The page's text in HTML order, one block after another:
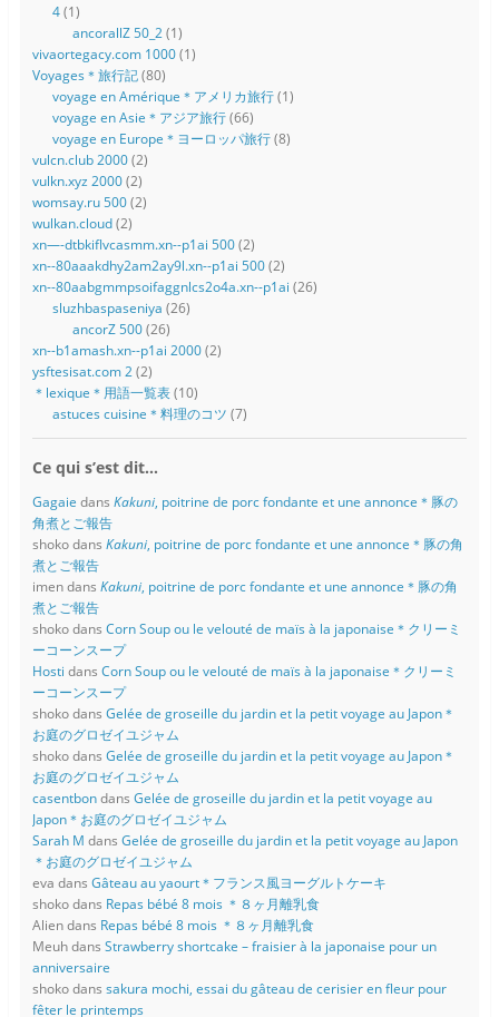
4(1)
ancorallZ 50_2(1)
vivaortegacy.com 1000(1)
Voyages＊旅行記(80)
voyage en Amérique＊アメリカ旅行(1)
voyage en Asie＊アジア旅行(66)
voyage en Europe＊ヨーロッパ旅行(8)
vulcn.club 2000(2)
vulkn.xyz 2000(2)
womsay.ru 500(2)
wulkan.cloud(2)
xn—-dtbkiflvcasmm.xn--p1ai 500(2)
xn--80aaakdhy2am2ay9l.xn--p1ai 500(2)
xn--80aabgmmpsoifaggnlcs2o4a.xn--p1ai (26)
sluzhbaspaseniya (26)
ancorZ 500(26)
xn--b1amash.xn--p1ai 2000(2)
ysftesisat.com 2(2)
＊lexique＊用語一覧表(10)
astuces cuisine＊料理のコツ (7)
Ce qui s’est dit…
Gagaie dans Kakuni, poitrine de porc fondante et une annonce＊豚の
角煮とご報告
shokodans Kakuni, poitrine de porc fondante et une annonce＊豚の角
煮とご報告
imendans Kakuni, poitrine de porc fondante et une annonce＊豚の角
煮とご報告
shokodans Corn Soup ou le velouté de maïs à la japonaise＊クリーミ
ーコーンスープ
Hosti dans Corn Soup ou le velouté de maïs à la japonaise＊クリーミ
ーコーンスープ
shokodans Gelée de groseille du jardin et la petit voyage au Japon＊
お庭のグロゼイユジャム
shokodans Gelée de groseille du jardin et la petit voyage au Japon＊
お庭のグロゼイユジャム
casentbondans Gelée de groseille du jardin et la petit voyage au
Japon＊お庭のグロゼイユジャム
Sarah M dans Gelée de groseille du jardin et la petit voyage au Japon
＊お庭のグロゼイユジャム
eva dans Gâteau au yaourt＊フランス風ヨーグルトケーキ
shokodans Repas bébé 8 mois ＊８ヶ月離乳食
Aliendans Repas bébé 8 mois ＊８ヶ月離乳食
Meuhdans Strawberry shortcake – fraisier à la japonaise pour un
anniversaire
shokodans sakura mochi, essai du gâteau de cerisier en fleur pour
fêter le printemps